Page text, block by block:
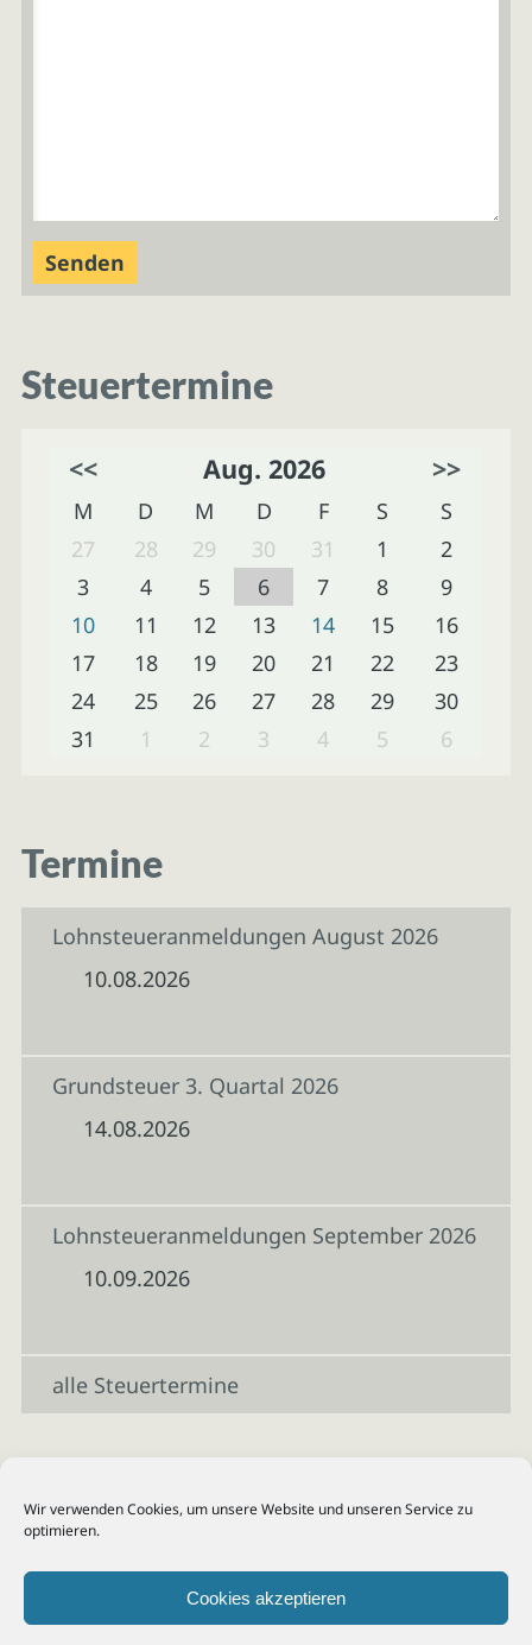
Wir verwenden Cookies, um unsere Website und unseren Service zu
optimieren.
Cookies akzeptieren
Steuertermine
<< Aug. 2026 >>
M D M D F S
S
27
28 29 30 31 1
2
3
4 5 6 7 8
9
10
11 12 13 14 15
16
17
18 19 20 21 22
23
24
25 26 27 28 29
30
31
1 2 3 4 5 6
Termine
Lohnsteueranmeldungen August 2026
10.08.2026
Grundsteuer 3. Quartal 2026
14.08.2026
Lohnsteueranmeldungen September 2026
10.09.2026
alle Steuertermine